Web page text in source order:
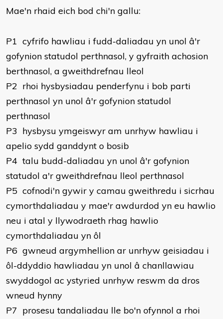
Mae'n rhaid eich bod chi'n gallu:
​P1 cyfrifo hawliau i fudd-daliadau yn unol â'r
gofynion statudol perthnasol, y gyfraith achosion
berthnasol, a gweithdrefnau lleol
P2 rhoi hysbysiadau penderfynu i bob parti
perthnasol yn unol â'r gofynion statudol
perthnasol
P3 hysbysu ymgeiswyr am unrhyw hawliau i
apelio sydd ganddynt o bosib
P4 talu budd-daliadau yn unol â'r gofynion
statudol a'r gweithdrefnau lleol perthnasol
P5 cofnodi'n gywir y camau gweithredu i sicrhau
cymorthdaliadau y mae'r awdurdod yn eu hawlio
neu i atal y llywodraeth rhag hawlio
cymorthdaliadau yn ôl
P6 gwneud argymhellion ar unrhyw geisiadau i
ôl-ddyddio hawliadau yn unol â chanllawiau
swyddogol ac ystyried unrhyw reswm da dros
wneud hynny
P7 prosesu tandaliadau lle bo'n ofynnol a rhoi